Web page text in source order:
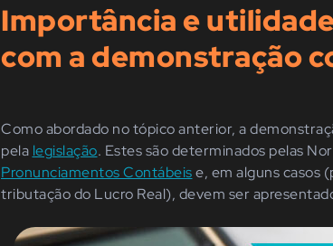
Importância e
com a demonstração
Como abordado no tópico anterior, a
pela legislação. Estes são determinados pelas
Pronunciamentos Contábeise, em alguns casos
tributação do Lucro Real), devem ser